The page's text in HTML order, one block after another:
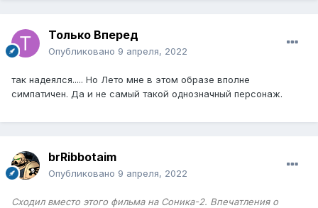
Только Вперед
Опубликовано 9 апреля, 2022
так надеялся..... Но Лето мне в этом образе вполне
симпатичен. Да и не самый такой однозначный персонаж.
brRibbotaim
Опубликовано 9 апреля, 2022
Сходил вместо этого фильма на Соника-2. Впечатления о